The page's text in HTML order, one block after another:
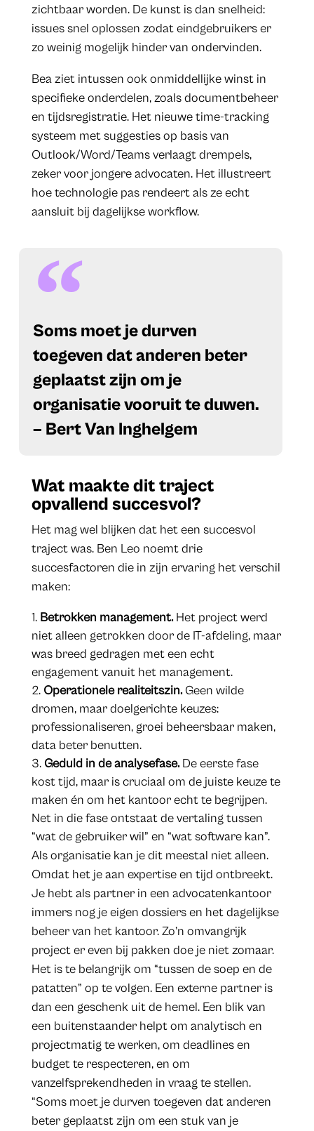
zichtbaar worden. De kunst is dan snelheid:
issues snel oplossen zodat eindgebruikers er
zo weinig mogelijk hinder van ondervinden.
Bea ziet intussen ook onmiddellijke winst in
specifieke onderdelen, zoals documentbeheer
en tijdsregistratie. Het nieuwe time-tracking
systeem met suggesties op basis van
Outlook/Word/Teams verlaagt drempels,
zeker voor jongere advocaten. Het illustreert
hoe technologie pas rendeert als ze echt
aansluit bij dagelijkse workflow.
​Soms moet je durven
toegeven dat anderen beter
geplaatst zijn om je
organisatie vooruit te duwen.
– Bert Van Inghelgem
Wat maakte dit traject
opvallend succesvol?
Het mag wel blijken dat het een succesvol
traject was. Ben Leo noemt drie
succesfactoren die in zijn ervaring het verschil
maken:
Betrokken management.Het project werd
niet alleen getrokken door de IT-afdeling, maar
was breed gedragen met een echt
engagement vanuit het management.
Operationele realiteitszin.Geen wilde
dromen, maar doelgerichte keuzes:
professionaliseren, groei beheersbaar maken,
data beter benutten.
Geduld in de analysefase.De eerste fase
kost tijd, maar is cruciaal om de juiste keuze te
maken én om het kantoor echt te begrijpen.
Net in die fase ontstaat de vertaling tussen
“wat de gebruiker wil” en “wat software kan”.
Als organisatie kan je dit meestal niet alleen.
Omdat het je aan expertise en tijd ontbreekt.
Je hebt als partner in een advocatenkantoor
immers nog je eigen dossiers en het dagelijkse
beheer van het kantoor. Zo’n omvangrijk
project er even bij pakken doe je niet zomaar.
Het is te belangrijk om “tussen de soep en de
patatten” op te volgen. Een externe partner is
dan een geschenk uit de hemel. Een blik van
een buitenstaander helpt om analytisch en
projectmatig te werken, om deadlines en
budget te respecteren, en om
vanzelfsprekendheden in vraag te stellen.
“Soms moet je durven toegeven dat anderen
beter geplaatst zijn om een stuk van je